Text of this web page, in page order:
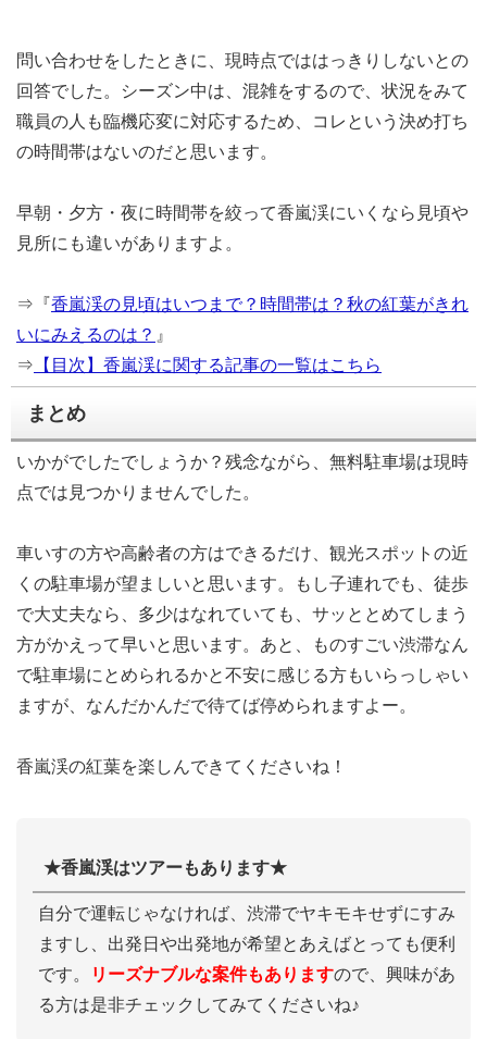
問い合わせをしたときに、現時点でははっきりしないとの
回答でした。シーズン中は、混雑をするので、状況をみて
職員の人も臨機応変に対応するため、コレという決め打ち
の時間帯はないのだと思います。
早朝・夕方・夜に時間帯を絞って香嵐渓にいくなら見頃や
見所にも違いがありますよ。
⇒『香嵐渓の見頃はいつまで？時間帯は？秋の紅葉がきれ
いにみえるのは？ 』
⇒ 【目次】香嵐渓に関する記事の一覧はこちら
まとめ
いかがでしたでしょうか？残念ながら、無料駐車場は現時
点では見つかりませんでした。
車いすの方や高齢者の方はできるだけ、観光スポットの近
くの駐車場が望ましいと思います。もし子連れでも、徒歩
で大丈夫なら、多少はなれていても、サッととめてしまう
方がかえって早いと思います。あと、ものすごい渋滞なん
で駐車場にとめられるかと不安に感じる方もいらっしゃい
ますが、なんだかんだで待てば停められますよー。
香嵐渓の紅葉を楽しんできてくださいね！
★香嵐渓はツアーもあります★
自分で運転じゃなければ、渋滞でヤキモキせずにすみ
ますし、出発日や出発地が希望とあえばとっても便利
です。
リーズナブルな案件もありますので、興味があ
る方は是非チェックしてみてくださいね♪